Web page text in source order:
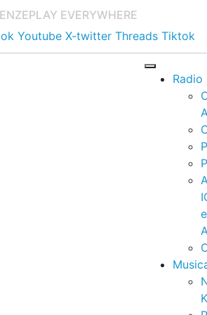
PLAY EVERYWHERE
Youtube X-twitter Threads Tiktok
Radio
e